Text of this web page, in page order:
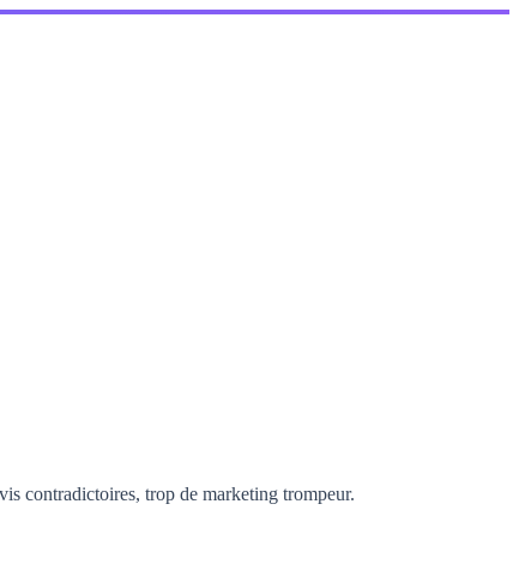
contradictoires, trop de marketing trompeur.